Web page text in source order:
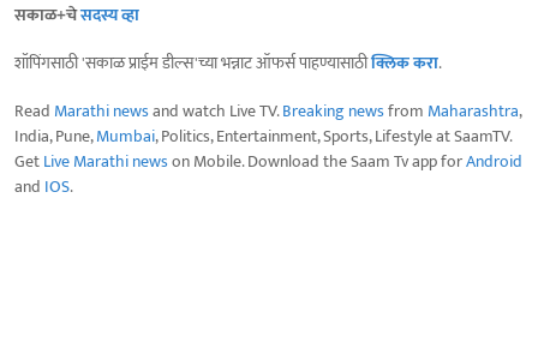
सकाळ+चेसदस्य व्हा
शॉपिंगसाठी 'सकाळ प्राईम डील्स'च्या भन्नाट ऑफर्स पाहण्यासाठीक्लिक करा.
Read Marathi newsand watch Live TV.Breaking newsfrom Maharashtra,
India, Pune,Mumbai, Politics, Entertainment, Sports, Lifestyle at SaamTV.
GetLive Marathi newson Mobile. Download the Saam Tv app forAndroid
and IOS.